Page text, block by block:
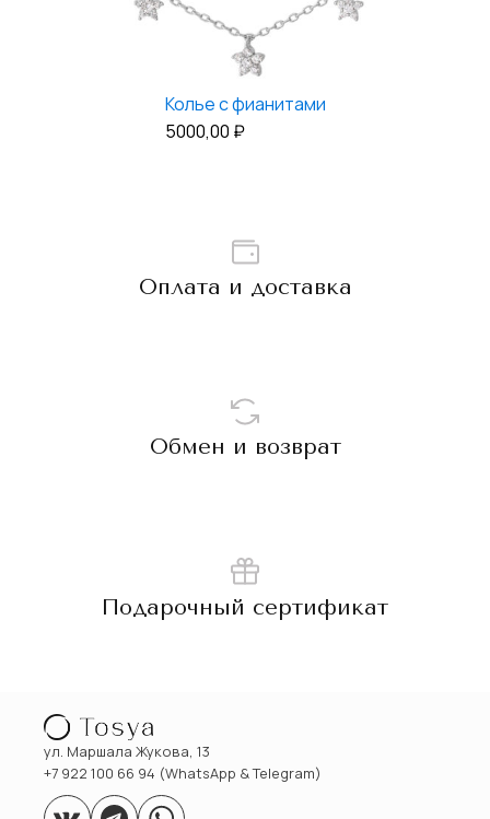
Колье с фианитами
5000,00 ₽
Оплата и доставка
Обмен и возврат
Подарочный сертификат
ул. Маршала Жукова, 13
+7 922 100 66 94 (WhatsApp & Telegram)